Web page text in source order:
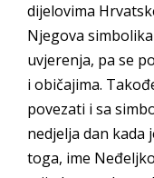
dijelovima
Njegova
uvjerenja, pa se
i običajima.
povezati i sa
nedjelja dan kada
toga, ime